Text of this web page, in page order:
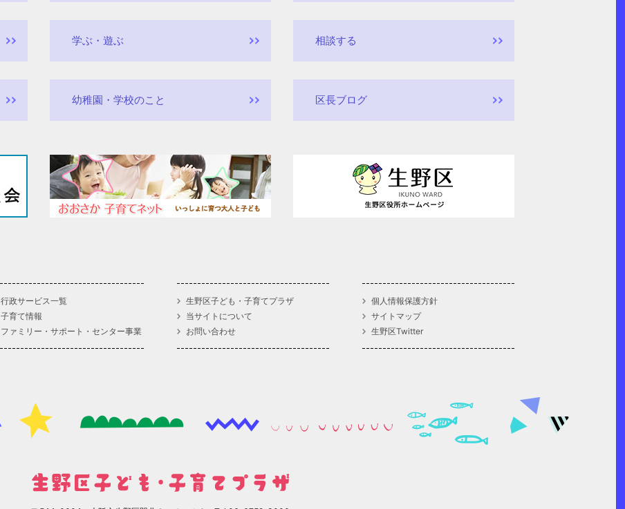
学ぶ・遊ぶ 相談する
幼稚園・学校のこと 区長ブログ
行政サービス一覧
子育て情報
ファミリー・サポート・センター事業
生野区子ども・子育てプラザ
当サイトについて
お問い合わせ
個人情報保護方針
サイトマップ
生野区Twitter